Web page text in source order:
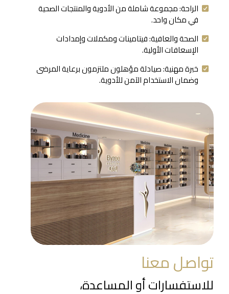
الراحة: مجموعة شاملة من الأدوية والمنتجات الصحية
في مكان واحد.
الصحة والعافية: فيتامينات ومكملات وإمدادات
الإسعافات الأولية.
خبرة مهنية: صيادلة مؤهلون ملتزمون برعاية المرضى
وضمان الاستخدام الآمن للأدوية.
تواصل معنا
للاستفسارات أو المساعدة،